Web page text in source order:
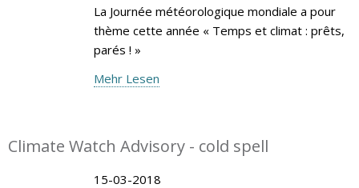
La Journée météorologique mondiale a pour
thème cette année « Temps et climat : prêts,
parés ! »
Mehr Lesen
Climate Watch Advisory - cold spell
15-03-2018